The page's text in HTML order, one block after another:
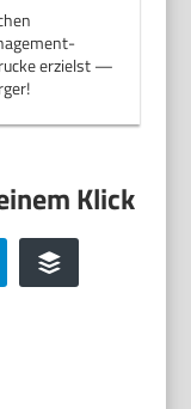
erzielst —
Buffer